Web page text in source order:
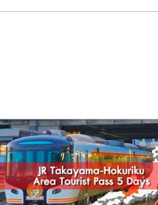
ทางตัวสจริงของผู้ใช้งานทุกคน ไปรับ
จริงที่เคาน์เตอร์ JR (ตรวจสอบสถานที่
พาส JR East Pass (Tohoku Area)) * ต้อง
ระบุวันที่เริ่มใช้งานภายใน 1 เดือนขณะ
รับพาสจริง และไม่สามารถเปลี่ยนแปล
เกิน 90 วัน ** Have Fun Pass มีอายุใช้งาน
ภายใน 270 วันหลังจากสั่งซื้อ ไม่สามารถ
ยกเลิก หรือเปลี่ยนแปลงได้ทุกกรณี JR
EAST PASS (แบบใช้ติดต่อกัน 10 วัน) ตั๋ว
พิเศษสำหรับนักท่องเที่ยวชาวต่างชาติ
!!! สามารถโดยสารรถไฟ JR (รวม